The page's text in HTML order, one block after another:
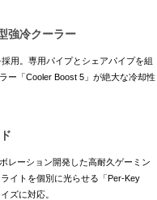
強冷クーラー
用。専用パイプとシェアパイプを組
ー「Cooler Boost 5」が絶大な冷却性
レーション開発した高耐久ゲーミン
イトを個別に光らせる「Per-Key
ズに対応。